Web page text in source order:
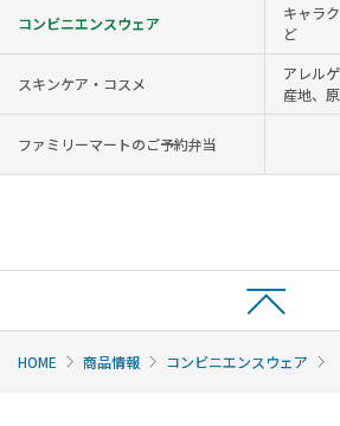
コンビニエンスウェア
キャラ
ど
スキンケア・コスメ
アレル
産地、
ファミリーマートのご予約弁当
HOME 商品情報 コンビニエンスウェア